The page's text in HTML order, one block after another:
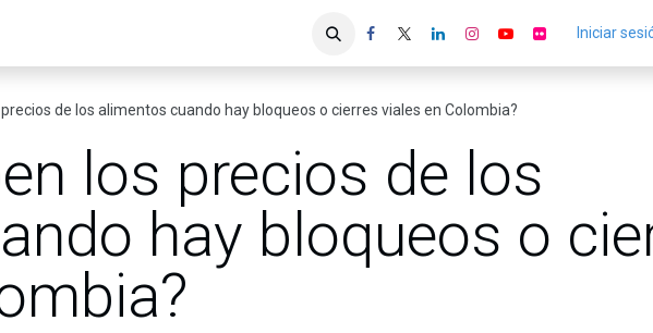
Iniciar
de los alimentos cuando hay bloqueos o cierres viales en Colombia?
los precios de los
hay bloqueos o